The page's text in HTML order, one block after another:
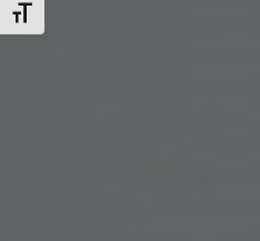
Alternar tamaño de letra